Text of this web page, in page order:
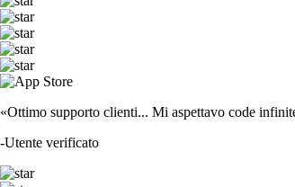
«Ottimo supporto clienti... Mi aspettavo code
-Utente verificato